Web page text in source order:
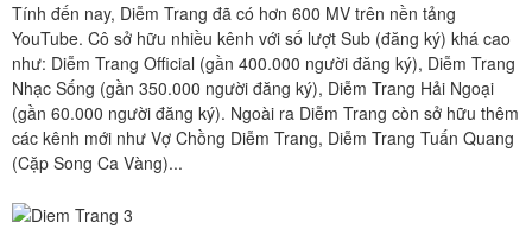
Tính đến nay, Diễm Trang đã có hơn 600 MV trên nền tảng
YouTube. Cô sở hữu nhiều kênh với số lượt Sub (đăng ký) khá cao
như: Diễm Trang Official (gần 400.000 người đăng ký), Diễm Trang
Nhạc Sống (gần 350.000 người đăng ký), Diễm Trang Hải Ngoại
(gần 60.000 người đăng ký). Ngoài ra Diễm Trang còn sở hữu thêm
các kênh mới như Vợ Chồng Diễm Trang, Diễm Trang Tuấn Quang
(Cặp Song Ca Vàng)...